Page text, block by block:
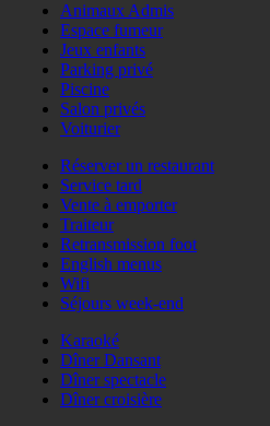
Animaux Admis
Espace fumeur
Jeux enfants
Parking privé
Piscine
Salon privés
Voiturier
Réserver un restaurant
Service tard
Vente à emporter
Traiteur
Retransmission foot
English menus
Wifi
Séjours week-end
Karaoké
Dîner Dansant
Dîner spectacle
Dîner croisière